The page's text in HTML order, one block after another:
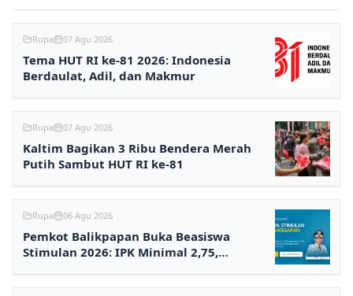
Rupa 07 Agu 2026
Tema HUT RI ke-81 2026: Indonesia
Berdaulat, Adil, dan Makmur
Rupa 07 Agu 2026
Kaltim Bagikan 3 Ribu Bendera Merah
Putih Sambut HUT RI ke-81
Rupa 06 Agu 2026
Pemkot Balikpapan Buka Beasiswa
Stimulan 2026: IPK Minimal 2,75,